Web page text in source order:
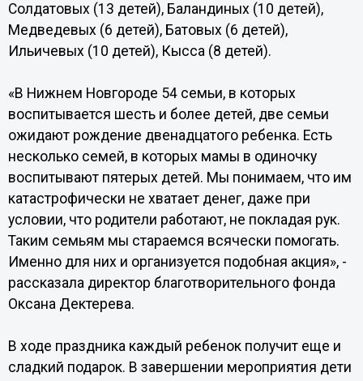
Солдатовых (13 детей), Баландиных (10 детей),
Медведевых (6 детей), Батовых (6 детей),
Ильичевых (10 детей), Кысса (8 детей).
«В Нижнем Новгороде 54 семьи, в которых
воспитывается шесть и более детей, две семьи
ожидают рождение двенадцатого ребенка. Есть
несколько семей, в которых мамы в одиночку
воспитывают пятерых детей. Мы понимаем, что им
катастрофически не хватает денег, даже при
условии, что родители работают, не покладая рук.
Таким семьям мы стараемся всячески помогать.
Именно для них и организуется подобная акция», -
рассказала директор благотворительного фонда
Оксана Дектерева.
В ходе праздника каждый ребенок получит еще и
сладкий подарок. В завершении мероприятия дети